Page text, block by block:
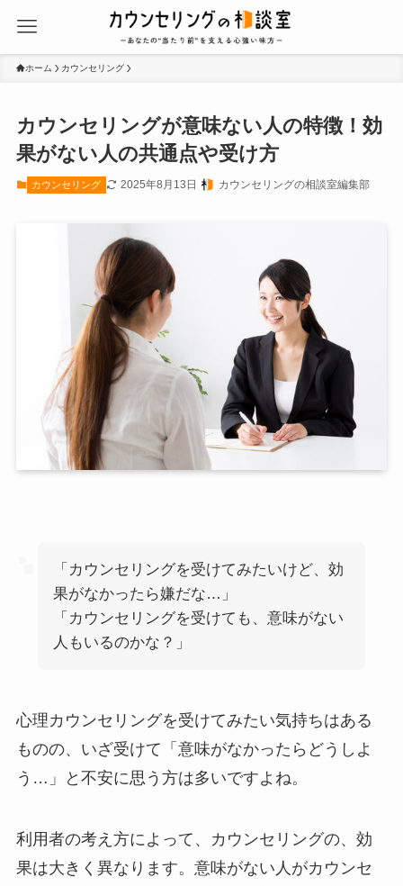
ホーム カウンセリング
カウンセリングが意味ない人の特徴！効
果がない人の共通点や受け方
カウンセリング 2025年8月13日 カウンセリングの相談室編集部
「カウンセリングを受けてみたいけど、効
果がなかったら嫌だな…」
「カウンセリングを受けても、意味がない
人もいるのかな？」
心理カウンセリングを受けてみたい気持ちはある
ものの、いざ受けて「意味がなかったらどうしよ
う…」と不安に思う方は多いですよね。
利用者の考え方によって、カウンセリングの、効
果は大きく異なります。意味がない人がカウンセ